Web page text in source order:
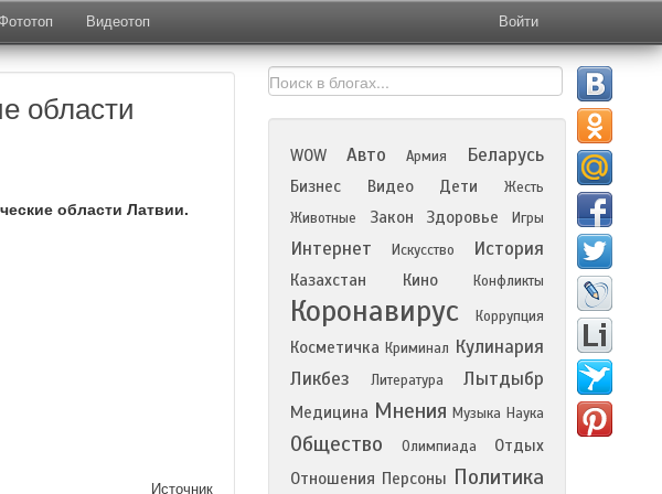
Видеотоп Войти
области
области Латвии.
Источник
WOW Авто Армия Беларусь
Бизнес Видео Дети
Жесть
Животные
Закон Здоровье Игры
Интернет Искусство История
Казахстан Кино Конфликты
Коронавирус Коррупция
Косметичка Криминал Кулинария
Ликбез
Литература Лытдыбр
Медицина Мнения Музыка Наука
Общество Олимпиада
Отдых
Отношения Персоны Политика